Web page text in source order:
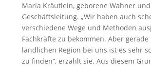
Maria Kräutlein, geborene Wahner
Geschäftsleitung. „Wir haben auch
verschiedene Wege und Methoden
Fachkräfte zu bekommen. Aber
ländlichen Region bei uns ist es sehr
zu finden“, erzählt sie. Aus diesem